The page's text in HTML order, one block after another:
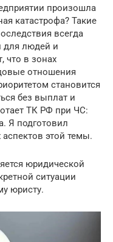
произошла
катастрофа? Такие
всегда
для людей и
что в зонах
отношения
становится
без выплат и
ТК РФ при ЧС:
Я подготовил
этой темы.
юридической
ситуации
юристу.